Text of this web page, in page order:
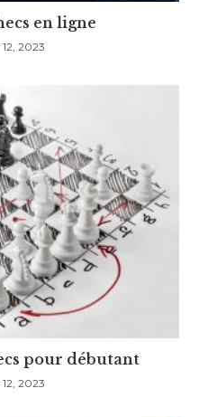
en ligne
2023
pour débutant
2023